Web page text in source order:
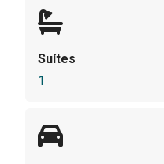
Suítes
1